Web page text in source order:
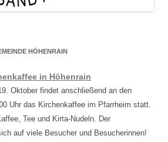
HÖHENRAIN
in Höhenrain
Oktober findet anschließend an den
Uhr das Kirchenkaffee im Pfarrheim statt.
Tee und Kirta-Nudeln. Der
auf viele Besucher und Besucherinnen!